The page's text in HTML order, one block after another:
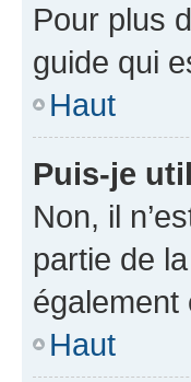
Pour plus
guide qui
Haut
Puis-je
Non, il
partie de
également
Haut